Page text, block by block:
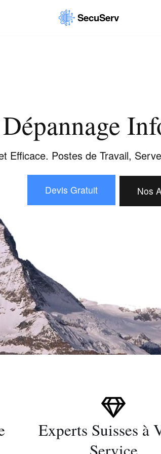
SecuServ
Efficace. Postes de Travail,
Devis Gratuit Nos
Experts Suisses à